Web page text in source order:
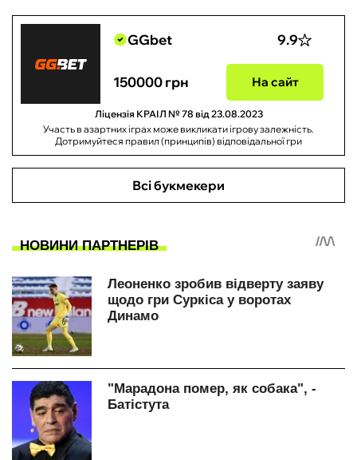
GGbet 9.9
150000 грн На сайт
Ліцензія КРАІЛ № 78 від 23.08.2023
Участь в азартних іграх може викликати ігрову залежність.
Дотримуйтеся правил (принципів) відповідальної гри
Всі букмекери